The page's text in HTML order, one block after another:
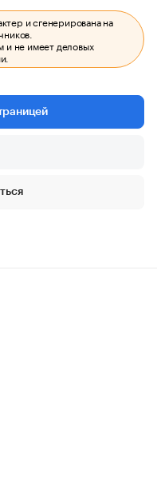
и сгенерирована на
и не имеет деловых